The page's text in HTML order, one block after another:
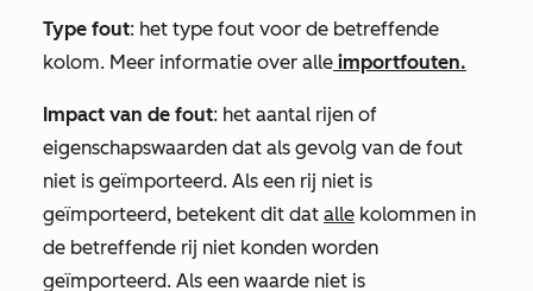
Type fout: het type fout voor de betreffende
kolom. Meer informatie over alle importfouten.
Impact van de fout: het aantal rijen of
eigenschapswaarden dat als gevolg van de fout
niet is geïmporteerd. Als een rij niet is
geïmporteerd, betekent dit dat alle kolommen in
de betreffende rij niet konden worden
geïmporteerd. Als een waarde niet is